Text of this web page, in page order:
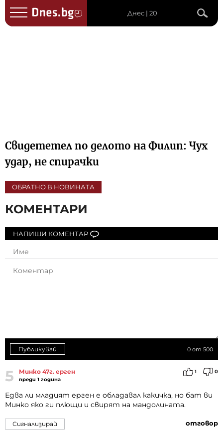
Днес | 20
Свидететел по делото на Филип: Чух
удар, не спирачки
ОБРАТНО В НОВИНАТА
КОМЕНТАРИ
НАПИШИ КОМЕНТАР
0 от 500
Публикувай
5 Минко 47г. ерген
преди 1 година
1 0
Едва ли младият ерген е обладавал какичка, но бат ви
Минко яко ги плющи и свирят на мандолината.
отговор
Сигнализирай